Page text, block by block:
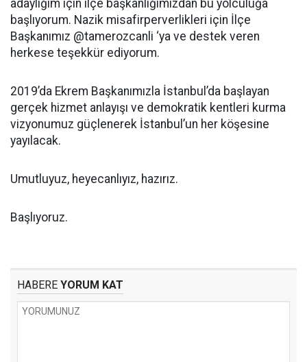
adaylığım için ilçe başkanlığımızdan bu yolculuğa
başlıyorum. Nazik misafirperverlikleri için İlçe
Başkanımız @tamerozcanli ‘ya ve destek veren
herkese teşekkür ediyorum.
2019’da Ekrem Başkanımızla İstanbul’da başlayan
gerçek hizmet anlayışı ve demokratik kentleri kurma
vizyonumuz güçlenerek İstanbul’un her köşesine
yayılacak.
Umutluyuz, heyecanlıyız, hazırız.
Başlıyoruz.
HABERE YORUM KAT